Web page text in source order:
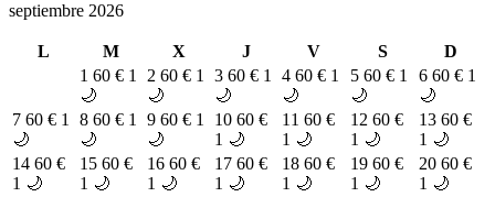
septiembre 2026
L M X J V S
D
1 60 € 1
🌙
2 60 € 1
🌙
3 60 € 1
🌙
4 60 € 1
🌙
5 60 € 1
🌙
6 60 € 1
🌙
7 60 € 1
🌙
8 60 € 1
🌙
9 60 € 1
🌙
10 60 €
1 🌙
11 60 €
1 🌙
12 60 €
1 🌙
13 60 €
1 🌙
14 60 €
1 🌙
15 60 €
1 🌙
16 60 €
1 🌙
17 60 €
1 🌙
18 60 €
1 🌙
19 60 €
1 🌙
20 60 €
1 🌙